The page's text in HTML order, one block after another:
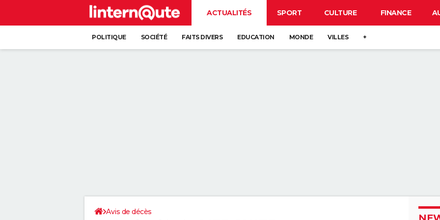
ACTUALITÉS SPORT CULTURE FINANCE
POLITIQUE SOCIÉTÉ FAITS DIVERS EDUCATION MONDE VILLES +
Avis de décès